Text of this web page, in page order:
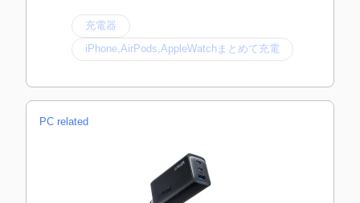
充電器
iPhone,AirPods,AppleWatchまとめて充電
PC related